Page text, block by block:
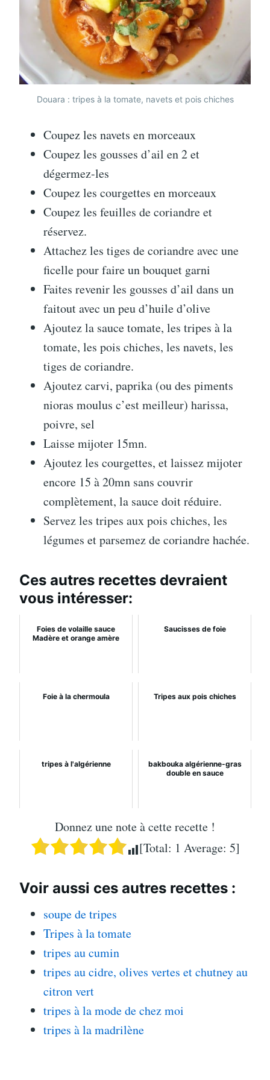
Douara : tripes à la tomate, navets et pois chiches
Coupez les navets en morceaux
Coupez les gousses d’ail en 2 et
dégermez-les
Coupez les courgettes en morceaux
Coupez les feuilles de coriandre et
réservez.
Attachez les tiges de coriandre avec une
ficelle pour faire un bouquet garni
Faites revenir les gousses d’ail dans un
faitout avec un peu d’huile d’olive
Ajoutez la sauce tomate, les tripes à la
tomate, les pois chiches, les navets, les
tiges de coriandre.
Ajoutez carvi, paprika (ou des piments
nioras moulus c’est meilleur) harissa,
poivre, sel
Laisse mijoter 15mn.
Ajoutez les courgettes, et laissez mijoter
encore 15 à 20mn sans couvrir
complètement, la sauce doit réduire.
Servez les tripes aux pois chiches, les
légumes et parsemez de coriandre hachée.
Ces autres recettes devraient
vous intéresser:
Foies de volaille sauce
Madère et orange amère
Saucisses de foie
Foie à la chermoula Tripes aux pois chiches
tripes à l'algérienne
bakbouka algérienne-gras
double en sauce
Donnez une note à cette recette !
[Total: 1 Average: 5]
Voir aussi ces autres recettes :
soupe de tripes
Tripes à la tomate
tripes au cumin
tripes au cidre, olives vertes et chutney au
citron vert
tripes à la mode de chez moi
tripes à la madrilène